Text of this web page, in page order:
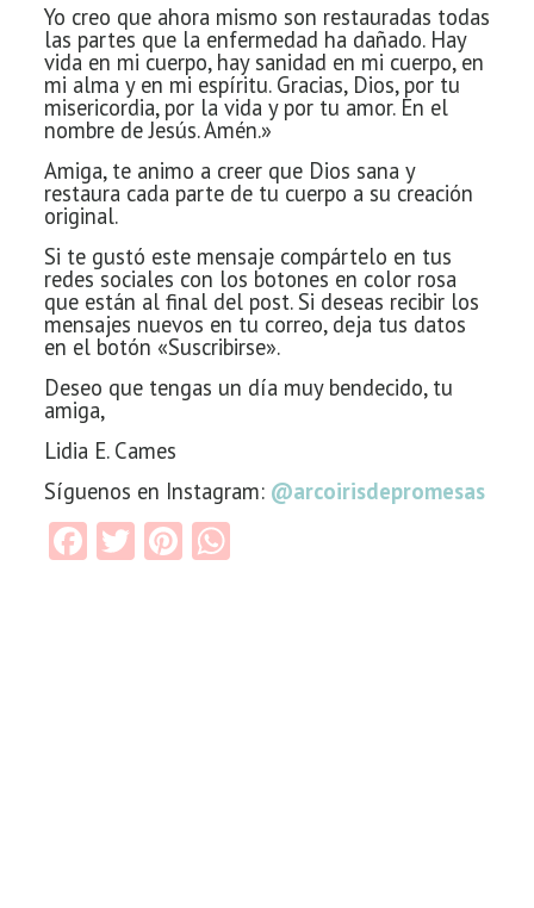
Yo creo que ahora mismo son restauradas todas
las partes que la enfermedad ha dañado. Hay
vida en mi cuerpo, hay sanidad en mi cuerpo, en
mi alma y en mi espíritu. Gracias, Dios, por tu
misericordia, por la vida y por tu amor. En el
nombre de Jesús. Amén.»
Amiga, te animo a creer que Dios sana y
restaura cada parte de tu cuerpo a su creación
original.
Si te gustó este mensaje compártelo en tus
redes sociales con los botones en color rosa
que están al final del post. Si deseas recibir los
mensajes nuevos en tu correo, deja tus datos
en el botón «Suscribirse».
Deseo que tengas un día muy bendecido, tu
amiga,
Lidia E. Cames
Síguenos en Instagram: @arcoirisdepromesas
Facebook
TwitterPinterest
WhatsApp